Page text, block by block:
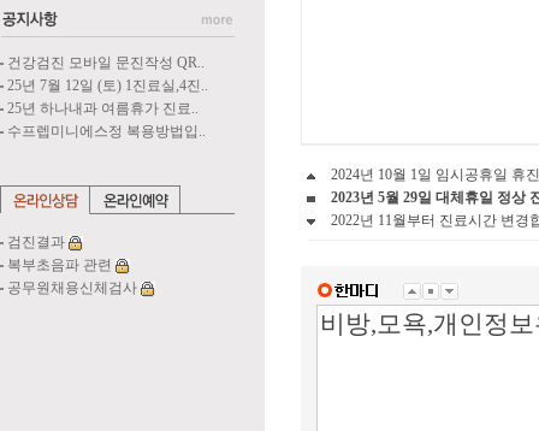
건강검진 모바일 문진작성 QR..
25년 7월 12일 (토) 1진료실,4진..
25년 하나내과 여름휴가 진료..
수프렙미니에스정 복용방법입..
검진결과
복부초음파 관련
공무원채용신체검사
2024년 10월 1일 임시공휴일 휴
2023년 5월 29일 대체휴일 정상
2022년 11월부터 진료시간 변경